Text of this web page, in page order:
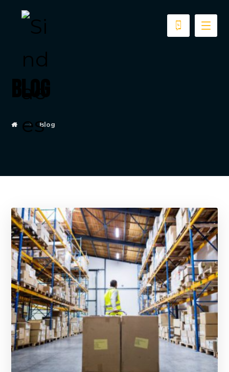
Blog
Blog